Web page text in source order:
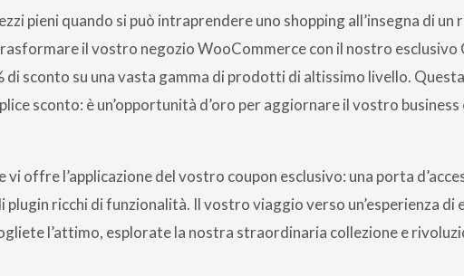
pieni quando si può intraprendere uno shopping all’insegna di
il vostro negozio WooCommerce con il nostro esclusivo
sconto su una vasta gamma di prodotti di altissimo livello.
sconto: è un’opportunità d’oro per aggiornare il vostro
vi offre l’applicazione del vostro coupon esclusivo: una porta
ricchi di funzionalità. Il vostro viaggio verso un’esperienza di
l’attimo, esplorate la nostra straordinaria collezione e